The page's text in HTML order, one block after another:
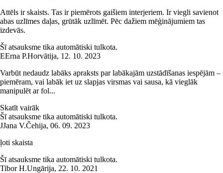
Attēls ir skaists. Tas ir piemērots gaišiem interjeriem. Ir viegli savienot
abas uzlīmes daļas, grūtāk uzlīmēt. Pēc dažiem mēģinājumiem tas
izdevās.
Šī atsauksme tika automātiski tulkota.
EErna P.Horvātija, 12. 10. 2023
Varbūt nedaudz labāks apraksts par labākajām uzstādīšanas iespējām –
piemēram, vai labāk iet uz slapjas virsmas vai sausa, kā vieglāk
manipulēt ar fol...
Skatīt vairāk
Šī atsauksme tika automātiski tulkota.
JJana V.Čehija, 06. 09. 2023
ļoti skaista
Šī atsauksme tika automātiski tulkota.
Tibor H.Ungārija, 22. 10. 2021